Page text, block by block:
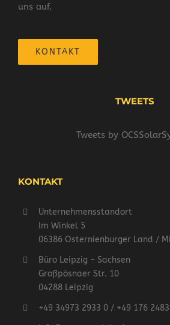
uns auf.
KONTAKT
TWEETS
Tweets by
KONTAKT
Unternehmensstandort
Im Winkel 5
06386 Osternienburger Land /
Büro Leipzig - Sachsen
Großpösnaer Str. 10
04288 Leipzig
+49 34973 2933 0 / +49 176